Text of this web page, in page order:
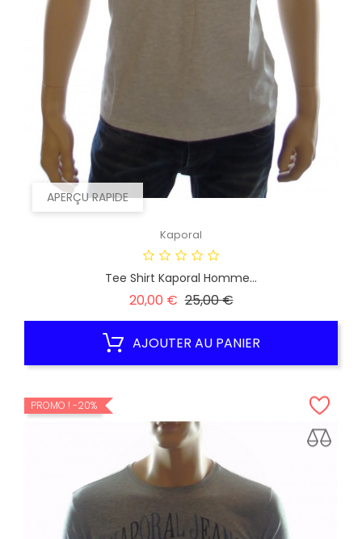
APERÇU RAPIDE
Kaporal
Tee Shirt Kaporal Homme...
20,00 € Prix
25,00 €Prix
AJOUTER AU PANIER
PROMO ! -20%